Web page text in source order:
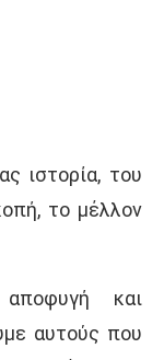
ιστορία, του
το μέλλον
και
αυτούς που